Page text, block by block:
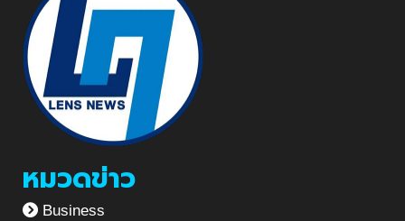
หมวดข่าว
Business